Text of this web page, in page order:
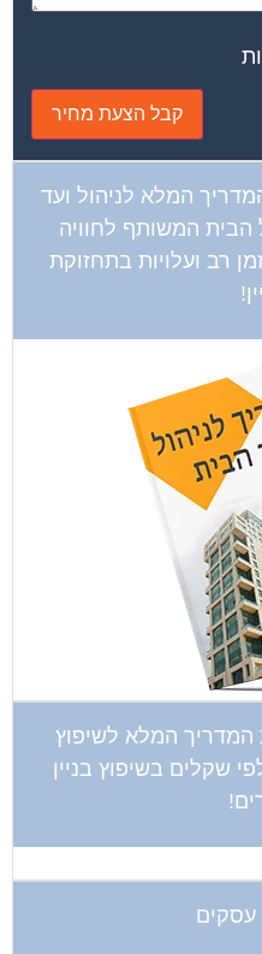
המלא לניהול ועד
הבית המשותף לחוויה
רב ועלויות בתחזוקת
המלא לשיפוץ
שקלים בשיפוץ בניין
עסקים